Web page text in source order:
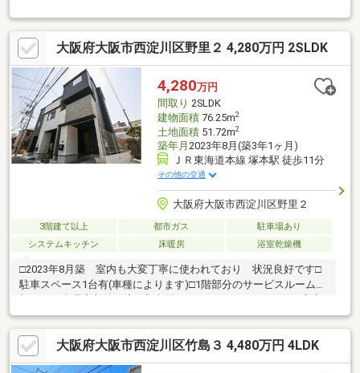
×2ヶ所■前道幅約8mで駐車しやすい■小・中学校、スーパー、病
院が徒歩10分圏内で生活便利〈周辺環境〉♪塚本小学校 約250m♪
新北野中学校 約650m♪阪急OASIS 約400mお家探しは、『物件掲
載数No.1』のトラストホームにお任せください！ご相談はお気軽
に♪ 0120-39-3909〇定休日はございません〇住宅ローン相談、買
替相談もお任せください！
大阪府大阪市西淀川区野里２ 4,280万円 2SLDK
4,280万円
間取り 2SLDK
建物面積76.25m2
土地面積51.72m2
築年月 2023年8月(築3年1ヶ月)
ＪＲ東海道本線 塚本駅 徒歩11分
その他の交通
大阪府大阪市西淀川区野里２
3階建て以上 都市ガス
駐車場あり
システムキッチン
床暖房 浴室乾燥機
□2023年8月築 室内も大変丁寧に使われており 状況良好です□
駐車スペース1台有(車種によります)□1階部分のサービスルームに
の豊富な収納力□LDの一部に床暖房有 □3階の洋室からはなにわ
淀川花火大会を望む（天候等諸条件による）□L字型キッチンで作
業効率に優れており、 LDの様子を見ながらお料理が可能です。
大阪府大阪市西淀川区竹島３ 4,480万円 4LDK